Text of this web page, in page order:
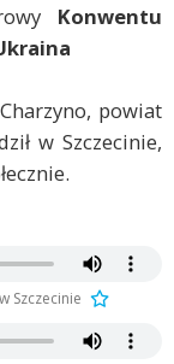
Konwentu
powiat
w Szczecinie,
Szczecinie